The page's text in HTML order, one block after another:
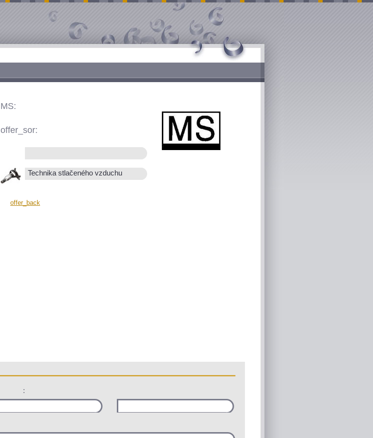
MS:
offer_sor:
Technika stlačeného vzduchu
offer_back
: